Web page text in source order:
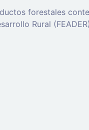
forestales
Rural